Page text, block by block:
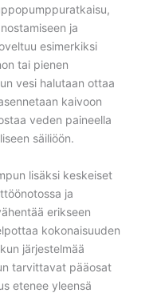
ja
esimerkiksi
tai pienen
vesi halutaan ottaa
kaivoon
veden paineella
säiliöön.
lisäksi keskeiset
ja
erikseen
kokonaisuuden
järjestelmää
tarvittavat pääosat
etenee yleensä